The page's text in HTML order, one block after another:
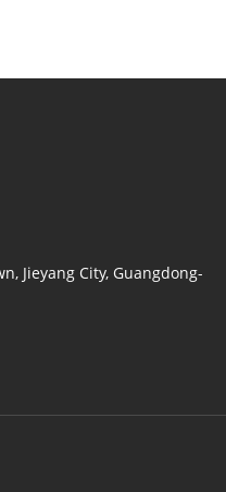
Jieyang City, Guangdong-